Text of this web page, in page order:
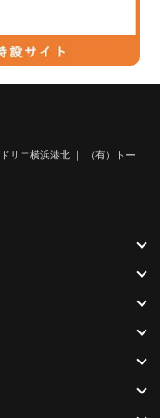
リエ横浜港北 ｜ （有）トー